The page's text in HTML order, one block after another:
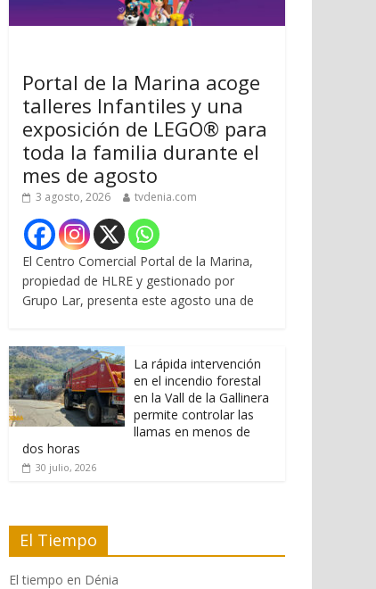
Portal de la Marina acoge
talleres Infantiles y una
exposición de LEGO® para
toda la familia durante el
mes de agosto
3 agosto, 2026 tvdenia.com
El Centro Comercial Portal de la Marina,
propiedad de HLRE y gestionado por
Grupo Lar, presenta este agosto una de
La rápida intervención
en el incendio forestal
en la Vall de la Gallinera
permite controlar las
llamas en menos de
dos horas
30 julio, 2026
El Tiempo
El tiempo en Dénia